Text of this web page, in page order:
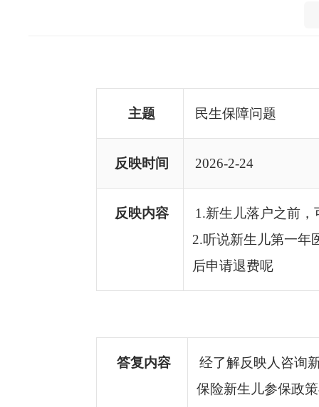
主题 民生保障问题
反映时间 2026-2-24
反映内容
1.新生儿落户之前
2.听说新生儿第一年
后申请退费呢
答复内容
经了解反映人咨询
保险新生儿参保政